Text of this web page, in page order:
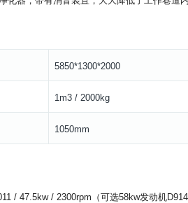
5850*1300*2000
1m3 / 2000kg
1050mm
/ 47.5kw / 2300rpm（可选58kw发动机